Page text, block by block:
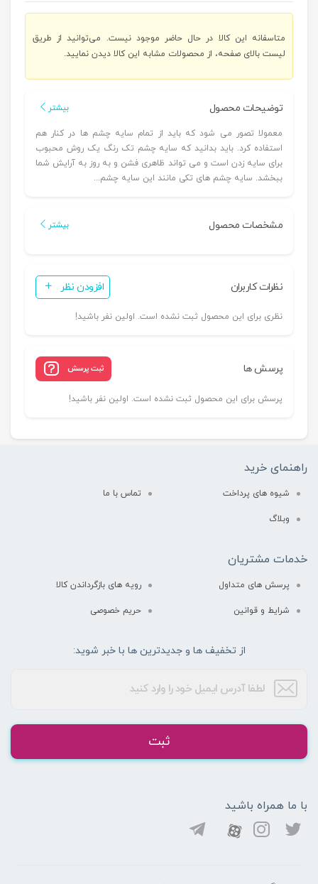
متاسفانه این کالا در حال حاضر موجود نیست. می‌توانید از طریق
لیست بالای صفحه، از محصولات مشابه این کالا دیدن نمایید.
توضیحات محصول بیشتر
معمولا تصور می شود که باید از تمام سایه چشم ها در کنار هم
استفاده کرد. باید بدانید که سایه چشم تک رنگ یک روش محبوب
برای سایه زدن است و می تواند ظاهری فشن و به روز به آرایش شما
ببخشد. سایه چشم های تکی مانند این سایه چشم...
مشخصات محصول بیشتر
نظرات کاربران افزودن نظر
نظری برای این محصول ثبت نشده است. اولین نفر باشید!
پرسش ها ثبت پرسش
پرسش برای این محصول ثبت نشده است. اولین نفر باشید!
راهنمای خرید
شیوه های پرداخت تماس با ما
وبلاگ
خدمات مشتریان
پرسش های متداول رویه های بازگرداندن کالا
شرایط و قوانین حریم خصوصی
از تخفیف ها و جدیدترین ها با خبر شوید:
ثبت
با ما همراه باشید